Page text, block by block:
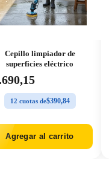
limpiador de
superficies eléctrico
12 cuotas de$390,84
al carrito